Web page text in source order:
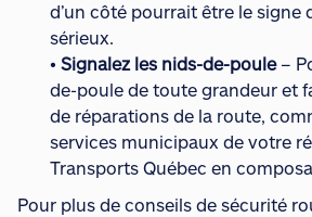
d’un côté pourrait être le signe
sérieux.
• Signalez les nids-de-poule–
de-poule de toute grandeur et
de réparations de la route,
services municipaux de votre
Transports Québec en
Pour plus de conseils de sécurité